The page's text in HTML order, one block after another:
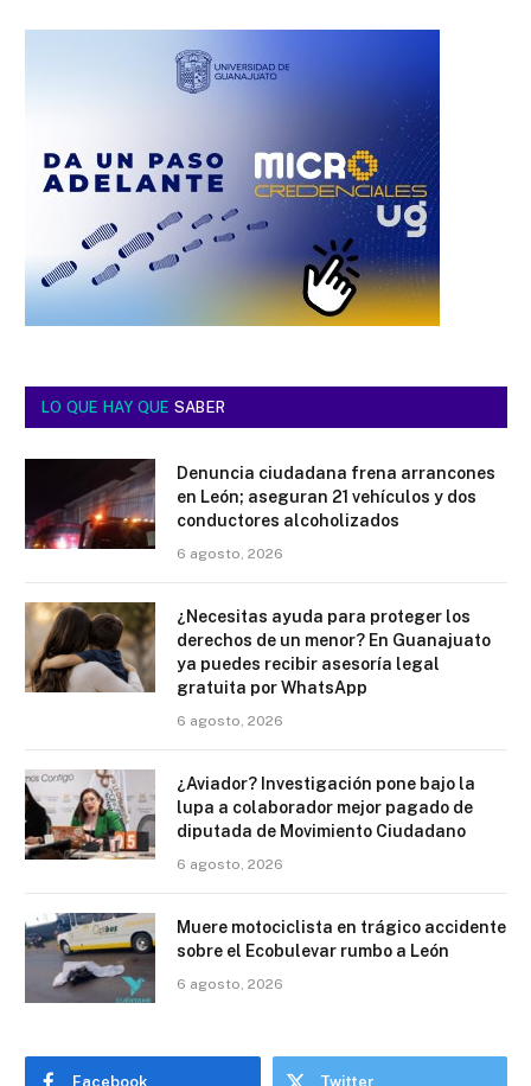
LO QUE HAY QUE SABER
Denuncia ciudadana frena arrancones
en León; aseguran 21 vehículos y dos
conductores alcoholizados
6 agosto, 2026
¿Necesitas ayuda para proteger los
derechos de un menor? En Guanajuato
ya puedes recibir asesoría legal
gratuita por WhatsApp
6 agosto, 2026
¿Aviador? Investigación pone bajo la
lupa a colaborador mejor pagado de
diputada de Movimiento Ciudadano
6 agosto, 2026
Muere motociclista en trágico accidente
sobre el Ecobulevar rumbo a León
6 agosto, 2026
Facebook Twitter